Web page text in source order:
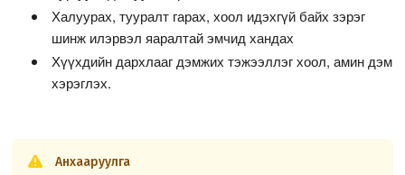
Халуурах, тууралт гарах, хоол идэхгүй байх зэрэг
шинж илэрвэл яаралтай эмчид хандах
Хүүхдийн дархлааг дэмжих тэжээллэг хоол, амин дэм
хэрэглэх.
Анхааруулга